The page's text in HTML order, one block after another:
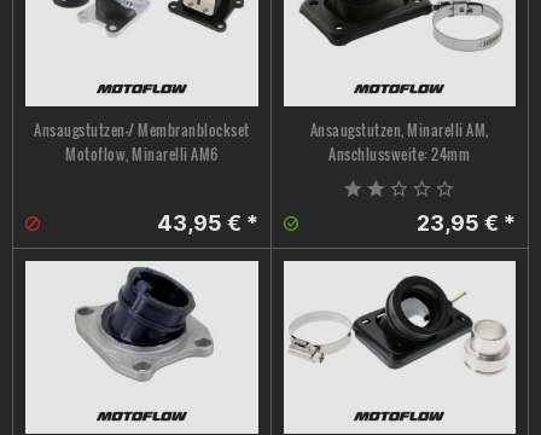
Ansaugstutzen-/ Membranblockset
Motoflow, Minarelli AM6
43,95 € *
Ansaugstutzen, Minarelli AM,
Anschlussweite: 24mm
23,95 € *